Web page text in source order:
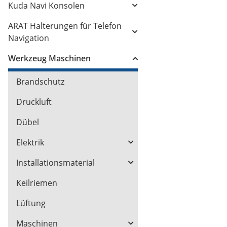
Kuda Navi Konsolen
ARAT Halterungen für Telefon
Navigation
Werkzeug Maschinen
Brandschutz
Druckluft
Dübel
Elektrik
Installationsmaterial
Keilriemen
Lüftung
Maschinen